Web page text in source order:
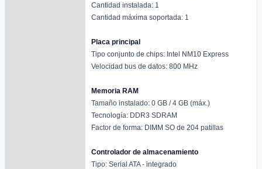
Cantidad instalada: 1
Cantidad máxima soportada: 1
Placa principal
Tipo conjunto de chips: Intel NM10 Express
Velocidad bus de datos: 800 MHz
Memoria RAM
Tamaño instalado: 0 GB / 4 GB (máx.)
Tecnología: DDR3 SDRAM
Factor de forma: DIMM SO de 204 patillas
Controlador de almacenamiento
Tipo: Serial ATA - integrado